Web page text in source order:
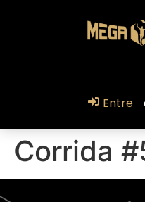
Entre
Corrida